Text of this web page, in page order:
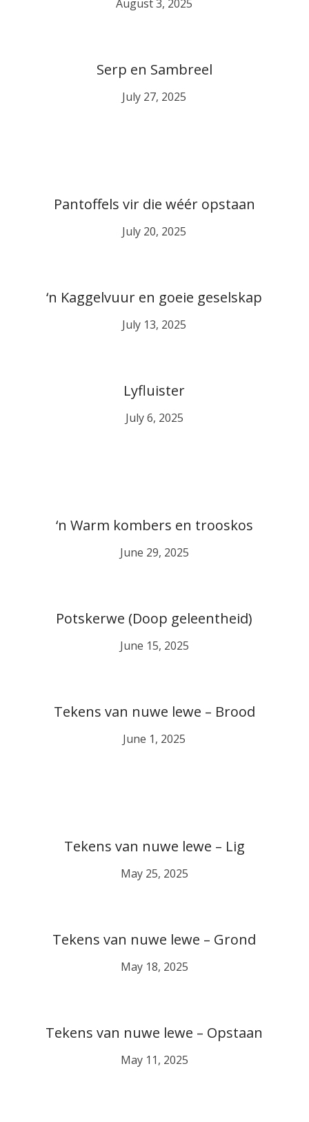
August 3, 2025
Serp en Sambreel
July 27, 2025
Pantoffels vir die wéér opstaan
July 20, 2025
‘n Kaggelvuur en goeie geselskap
July 13, 2025
Lyfluister
July 6, 2025
‘n Warm kombers en trooskos
June 29, 2025
Potskerwe (Doop geleentheid)
June 15, 2025
Tekens van nuwe lewe – Brood
June 1, 2025
Tekens van nuwe lewe – Lig
May 25, 2025
Tekens van nuwe lewe – Grond
May 18, 2025
Tekens van nuwe lewe – Opstaan
May 11, 2025